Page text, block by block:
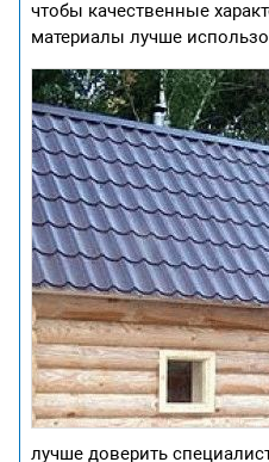
чтобы качественные
материалы лучше
лучше доверить